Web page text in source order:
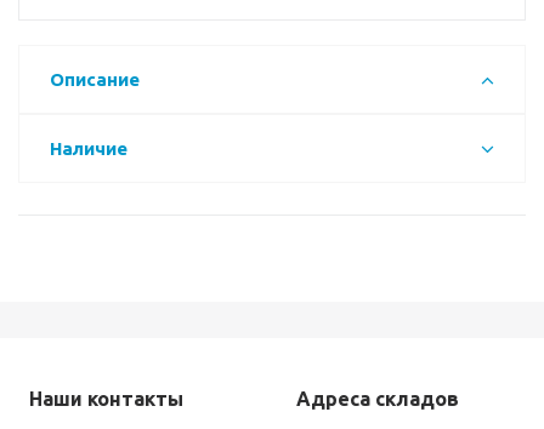
Описание
Наличие
Наши контакты Адреса складов